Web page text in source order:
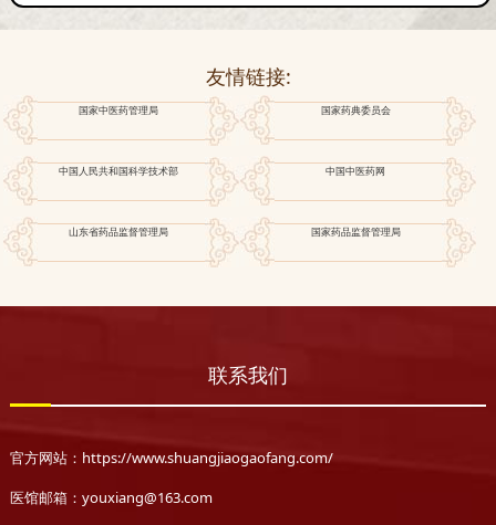
友情链接:
国家中医药管理局 国家药典委员会
中国人民共和国科学技术部 中国中医药网
山东省药品监督管理局 国家药品监督管理局
联系我们
官方网站：https://www.shuangjiaogaofang.com/
医馆邮箱：youxiang@163.com